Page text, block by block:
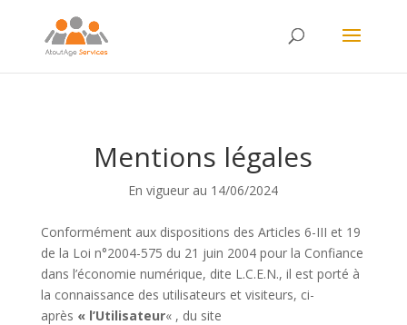
Mentions légales
En vigueur au 14/06/2024
Conformément aux dispositions des Articles 6-III et 19
de la Loi n°2004-575 du 21 juin 2004 pour la Confiance
dans l’économie numérique, dite L.C.E.N., il est porté à
la connaissance des utilisateurs et visiteurs, ci-
après « l’Utilisateur« , du site